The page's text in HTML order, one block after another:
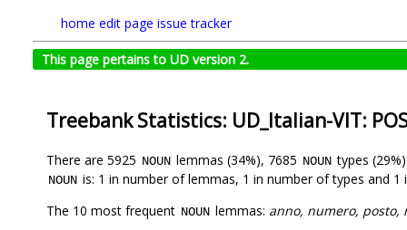
home edit page issue tracker
This page pertains to UD version 2.
Treebank Statistics: UD_Italian-VIT:
There are 5925 NOUN lemmas (34%), 7685 NOUN types
NOUN is: 1 in number of lemmas, 1 in number of types and 1
The 10 most frequent NOUN lemmas: anno, numero,